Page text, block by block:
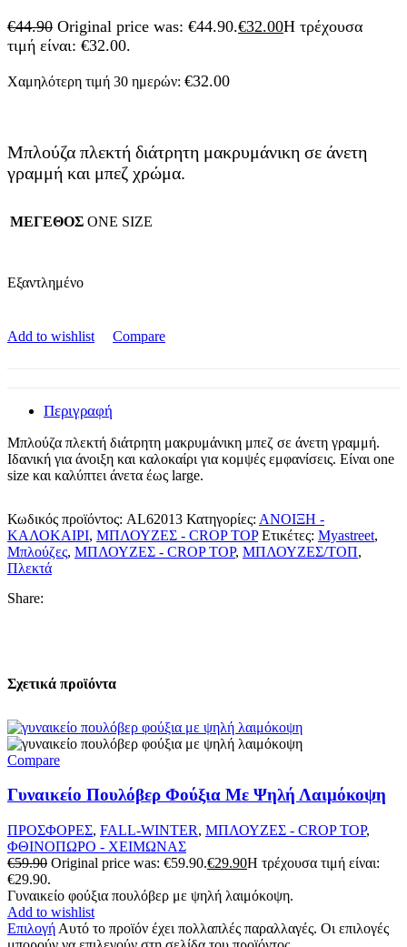
€44.90 Original price was: €44.90.€32.00Η τρέχουσα
τιμή είναι: €32.00.
Χαμηλότερη τιμή 30 ημερών: €32.00
Μπλούζα πλεκτή διάτρητη μακρυμάνικη σε άνετη
γραμμή και μπεζ χρώμα.
ΜΕΓΕΘΟΣ ONE SIZE
Εξαντλημένο
Add to wishlist Compare
Περιγραφή
Μπλούζα πλεκτή διάτρητη μακρυμάνικη μπεζ σε άνετη γραμμή.
Ιδανική για άνοιξη και καλοκαίρι για κομψές εμφανίσεις. Είναι one
size και καλύπτει άνετα έως large.
Κωδικός προϊόντος: AL62013 Κατηγορίες: ΑΝΟΙΞΗ -
ΚΑΛΟΚΑΙΡΙ, ΜΠΛΟΥΖΕΣ - CROP TOP Ετικέτες: Myastreet,
Μπλούζες, ΜΠΛΟΥΖΕΣ - CROP TOP, ΜΠΛΟΥΖΕΣ/ΤΟΠ,
Πλεκτά
Share:
Σχετικά προϊόντα
Compare
Γυναικείο Πουλόβερ Φούξια Με Ψηλή Λαιμόκοψη
ΠΡΟΣΦΟΡΕΣ, FALL-WINTER, ΜΠΛΟΥΖΕΣ - CROP TOP,
ΦΘΙΝΟΠΩΡΟ - ΧΕΙΜΩΝΑΣ
€59.90 Original price was: €59.90.€29.90Η τρέχουσα τιμή είναι:
€29.90.
Γυναικείο φούξια πουλόβερ με ψηλή λαιμόκοψη.
Add to wishlist
Επιλογή Αυτό το προϊόν έχει πολλαπλές παραλλαγές. Οι επιλογές